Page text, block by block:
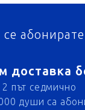
абонирате
доставка
път седмично
души са